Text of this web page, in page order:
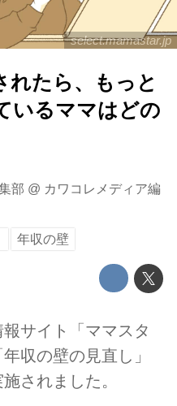
select.mamastar.jp
れたら、もっと
いるママはどの
部 @ カワコレメディア編
年収の壁
サイト「ママスタ
収の壁の見直し」
されました。